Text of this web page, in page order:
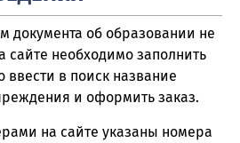
документа об образовании не
сайте необходимо заполнить
в поиск название
и оформить заказ.
на сайте указаны номера